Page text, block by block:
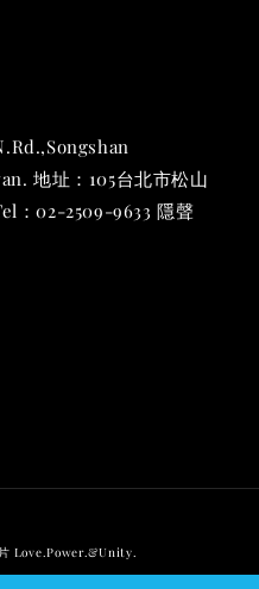
一組)
加入購物車
地址：105台北市松山
：02-2509-9633 隱聲
Love.Power.&Unity.